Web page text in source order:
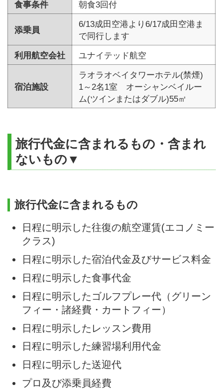
食事条件 朝食3回付
添乗員
6/13成田空港より6/17成田空港ま
で同行します
利用航空会社
ユナイテッド航空
宿泊施設
ラオラオベイタワーホテル(禁煙)
1～2名1室 オーシャンベイルー
ム(ツインまたはダブル)55㎡
旅行代金に含まれるもの・含まれ
ないもの▼
旅行代金に含まれるもの
日程に明示した往復の航空運賃(エコノミー
クラス)
日程に明示した宿泊代金及びサービス料金
日程に明示した食事代金
日程に明示したゴルフプレー代（グリーン
フィー・諸経費・カートフィー）
日程に明示したレッスン費用
日程に明示した練習場利用代金
日程に明示した送迎代
プロ及び添乗員経費